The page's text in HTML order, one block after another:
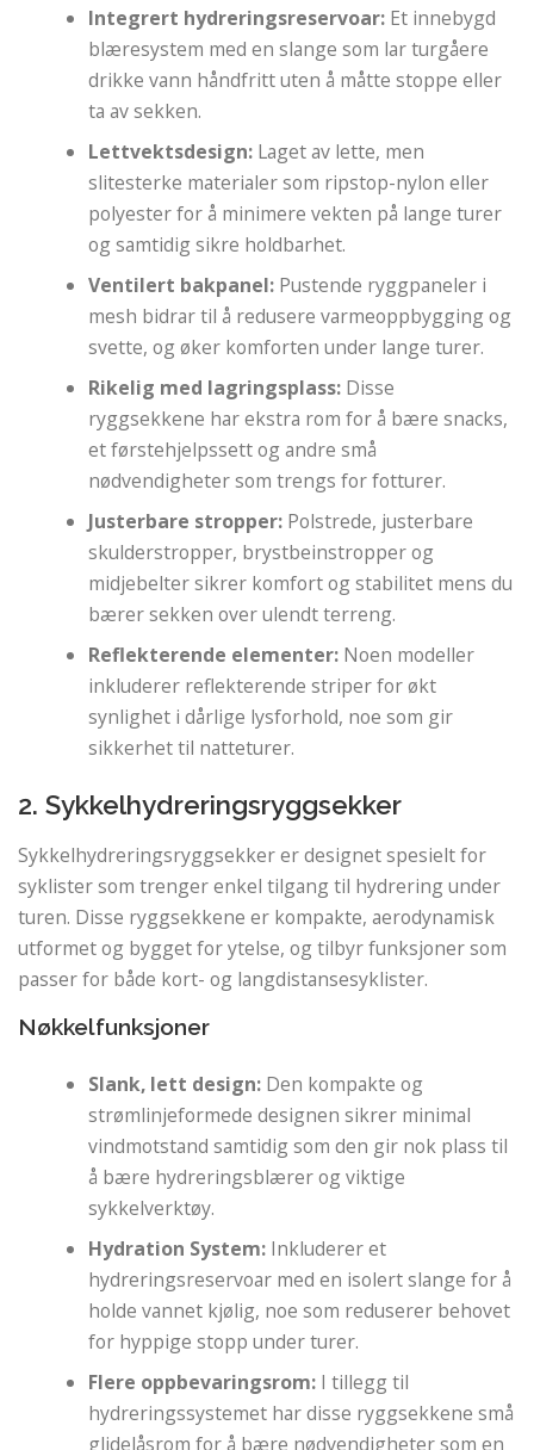
Integrert hydreringsreservoar: Et innebygd
blæresystem med en slange som lar turgåere
drikke vann håndfritt uten å måtte stoppe eller
ta av sekken.
Lettvektsdesign: Laget av lette, men
slitesterke materialer som ripstop-nylon eller
polyester for å minimere vekten på lange turer
og samtidig sikre holdbarhet.
Ventilert bakpanel: Pustende ryggpaneler i
mesh bidrar til å redusere varmeoppbygging og
svette, og øker komforten under lange turer.
Rikelig med lagringsplass: Disse
ryggsekkene har ekstra rom for å bære snacks,
et førstehjelpssett og andre små
nødvendigheter som trengs for fotturer.
Justerbare stropper: Polstrede, justerbare
skulderstropper, brystbeinstropper og
midjebelter sikrer komfort og stabilitet mens du
bærer sekken over ulendt terreng.
Reflekterende elementer: Noen modeller
inkluderer reflekterende striper for økt
synlighet i dårlige lysforhold, noe som gir
sikkerhet til natteturer.
2. Sykkelhydreringsryggsekker
Sykkelhydreringsryggsekker er designet spesielt for
syklister som trenger enkel tilgang til hydrering under
turen. Disse ryggsekkene er kompakte, aerodynamisk
utformet og bygget for ytelse, og tilbyr funksjoner som
passer for både kort- og langdistansesyklister.
Nøkkelfunksjoner
Slank, lett design: Den kompakte og
strømlinjeformede designen sikrer minimal
vindmotstand samtidig som den gir nok plass til
å bære hydreringsblærer og viktige
sykkelverktøy.
Hydration System: Inkluderer et
hydreringsreservoar med en isolert slange for å
holde vannet kjølig, noe som reduserer behovet
for hyppige stopp under turer.
Flere oppbevaringsrom: I tillegg til
hydreringssystemet har disse ryggsekkene små
glidelåsrom for å bære nødvendigheter som en